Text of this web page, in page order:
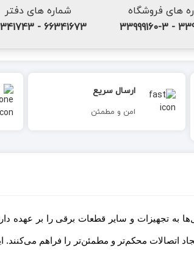
های فروشگاه
شماره های دفتر
66341673 - 66341743
ارسال سریع
امن و مطمئن
به تجهیزات و سایر قطعات برقی را بر عهده
اتصالات محکم‌تر و مطمئن‌تر را فراهم می‌کنند.